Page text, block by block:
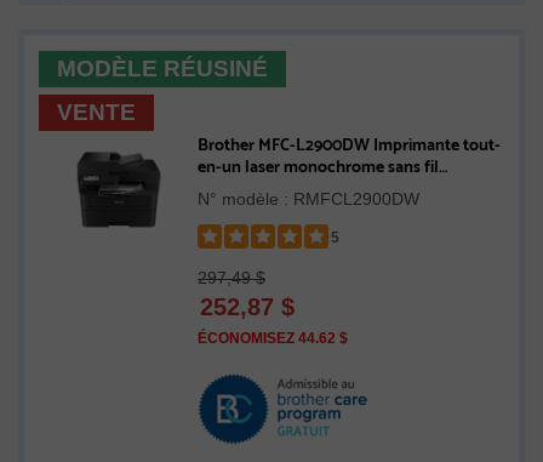
MODÈLE RÉUSINÉ
VENTE
Brother MFC-L2900DW Imprimante tout-
en-un laser monochrome sans fil
compacte compatible avec
l’Abonnement Refresh - Remis à neuf
N° modèle : RMFCL2900DW
5
5
out
of
stars
297,49 $
252,87 $
ÉCONOMISEZ 44.62 $